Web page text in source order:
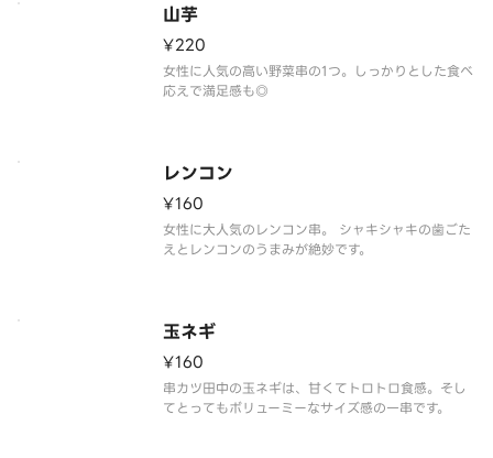
山芋
¥220
女性に人気の高い野菜串の1つ。しっかりとした食べ
応えで満足感も◎
レンコン
¥160
女性に大人気のレンコン串。 シャキシャキの歯ごた
えとレンコンのうまみが絶妙です。
玉ネギ
¥160
串カツ田中の玉ネギは、甘くてトロトロ食感。そし
てとってもボリューミーなサイズ感の一串です。